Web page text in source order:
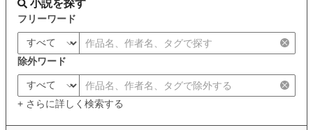
小説を探す
フリーワード
除外ワード
+ さらに詳しく検索する